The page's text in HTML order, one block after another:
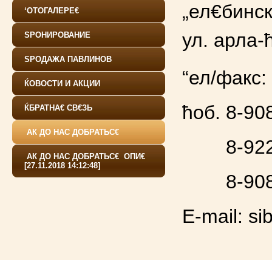
‘ОТОГАЛЕРЕ€
ЅРОНИРОВАНИЕ
ЅРОДАЖА ПАВЛИНОВ
ЌОВОСТИ И АКЦИИ
ЌБРАТНА€ СВ€ЗЬ
АК ДО НАС ДОБРАТЬС€
АК ДО НАС ДОБРАТЬС€ ОПИ€
[27.11.2018 14:12:48]
ул. арла-
“ел/факс:
ћоб. 8-
8-922-
8-908-
E-mail: